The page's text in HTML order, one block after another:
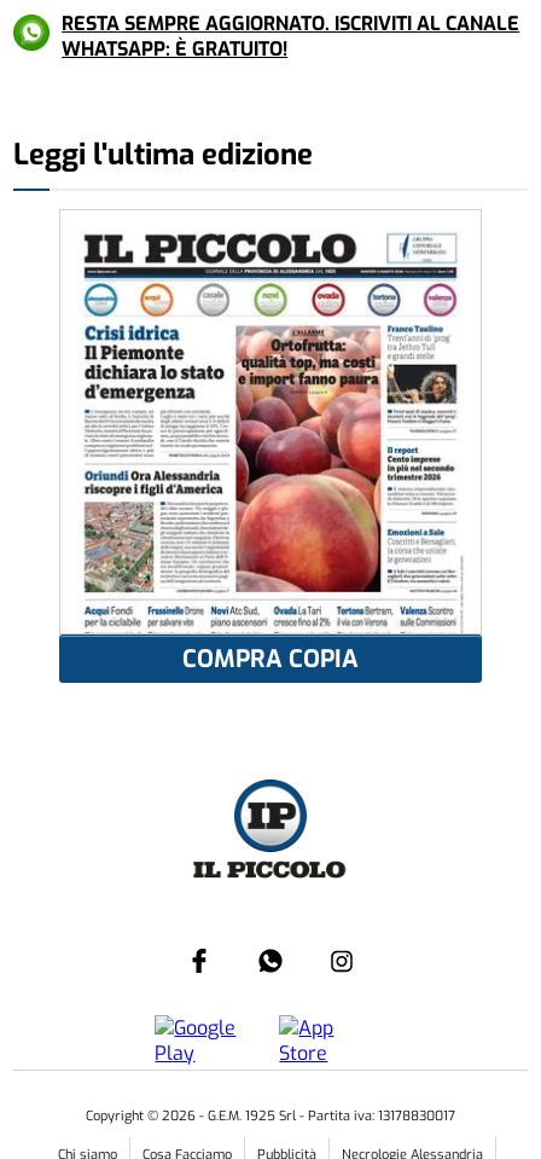
RESTA SEMPRE AGGIORNATO. ISCRIVITI AL CANALE
WHATSAPP: È GRATUITO!
Leggi l'ultima edizione
COMPRA COPIA
Copyright © 2026 - G.E.M. 1925 Srl - Partita iva: 13178830017
Chi siamo Cosa Facciamo Pubblicità Necrologie Alessandria